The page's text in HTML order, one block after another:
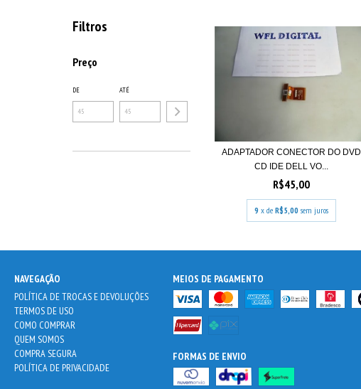
Filtros
Preço
DE ATÉ
ADAPTADOR CONECTOR DO DVD
CD IDE DELL VO...
R$45,00
9 x de R$5,00 sem juros
NAVEGAÇÃO
POLÍTICA DE TROCAS E DEVOLUÇÕES
TERMOS DE USO
COMO COMPRAR
QUEM SOMOS
COMPRA SEGURA
POLÍTICA DE PRIVACIDADE
MEIOS DE PAGAMENTO
FORMAS DE ENVIO